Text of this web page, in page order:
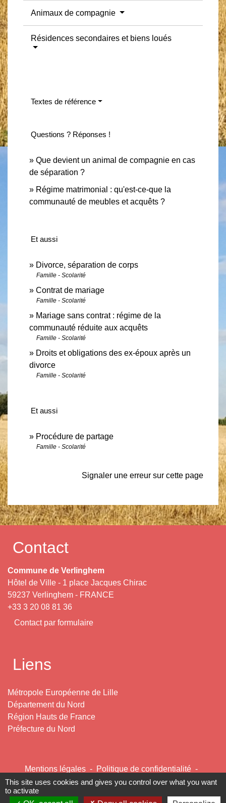
Animaux de compagnie
Résidences secondaires et biens loués
Textes de référence
Questions ? Réponses !
Que devient un animal de compagnie en cas
de séparation ?
Régime matrimonial : qu'est-ce-que la
communauté de meubles et acquêts ?
Et aussi
Divorce, séparation de corps
Famille - Scolarité
Contrat de mariage
Famille - Scolarité
Mariage sans contrat : régime de la
communauté réduite aux acquêts
Famille - Scolarité
Droits et obligations des ex-époux après un
divorce
Famille - Scolarité
Et aussi
Procédure de partage
Famille - Scolarité
Signaler une erreur sur cette page
Contact
Commune de Verlinghem
Hôtel de Ville - 1 place Jacques Chirac
59237 Verlinghem - FRANCE
+33 3 20 08 81 36
Contact par formulaire
Liens
Métropole Européenne de Lille
Département du Nord
Région Hauts de France
Préfecture du Nord
Mentions légales - Politique de confidentialité -
Accessibilité - Plan du site - Gestion des cookies
This site uses cookies and gives you control over what you want
to activate